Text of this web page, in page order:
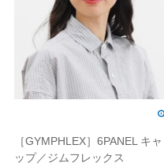
［GYMPHLEX］6PANEL キャ
ップ／ジムフレックス